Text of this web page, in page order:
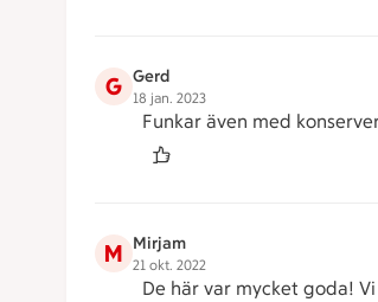
G Gerd
18 jan. 2023
Funkar även med
M Mirjam
21 okt. 2022
De här var mycket goda!